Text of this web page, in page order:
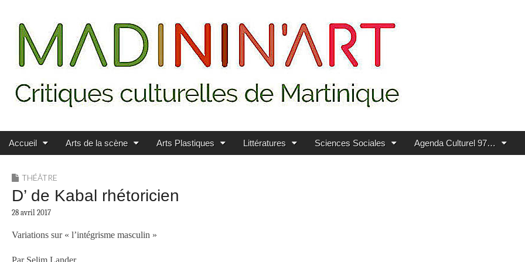
MADININ'ART
Main menu
Skip to content
Accueil Arts de la scène Arts Plastiques Littératures Sciences Sociales Agenda Culturel 97…
THÉÂTRE
D’ de Kabal rhétoricien
28 avril 2017
Variations sur « l’intégrisme masculin »
Par Selim Lander